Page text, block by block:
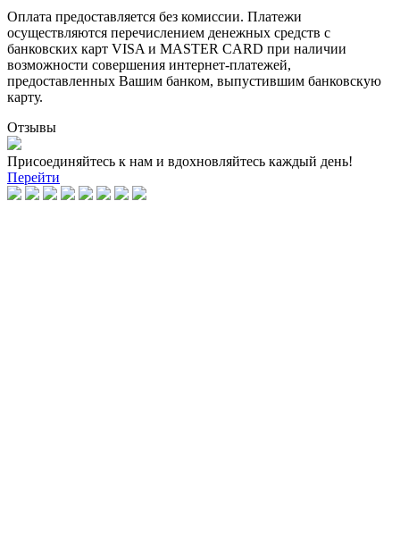
Оплата предоставляется без комиссии. Платежи
осуществляются перечислением денежных средств с
банковских карт VISA и MASTER CARD при наличии
возможности совершения интернет-платежей,
предоставленных Вашим банком, выпустившим банковскую
карту.
Отзывы
Присоединяйтесь к нам и вдохновляйтесь каждый день!
Перейти